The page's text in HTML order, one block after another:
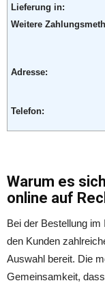
Lieferung in:
Weitere
Adresse:
Telefon:
Warum es
online auf
Bei der Bestellung
den Kunden
Auswahl bereit. Die
Gemeinsamkeit,